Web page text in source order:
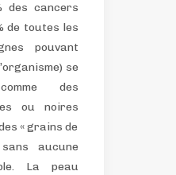
des cancers
de toutes les
pouvant
se
des
ou noires
« grains de
aucune
La peau